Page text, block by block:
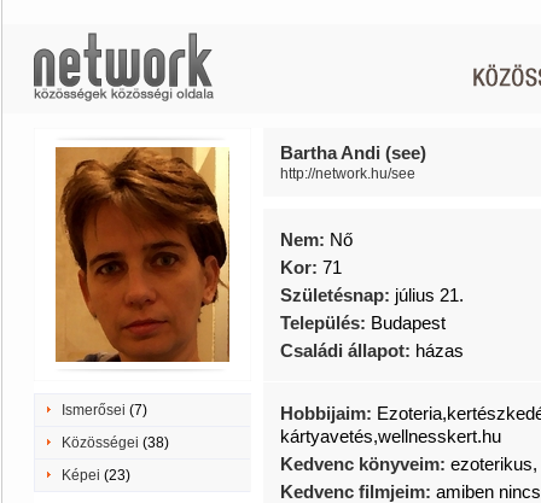
Ismerősei (7)
Közösségei (38)
Képei (23)
Bartha Andi (see)
http://network.hu/see
Nem: Nő
Kor: 71
Születésnap: július 21.
Település: Budapest
Családi állapot: házas
Hobbijaim:
kártyavetés,wellnesskert.hu
Kedvenc könyveim:
Kedvenc filmjeim: amiben